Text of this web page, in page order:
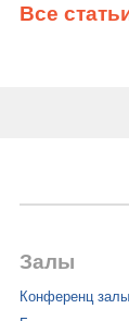
Все
Залы
Конференц залы